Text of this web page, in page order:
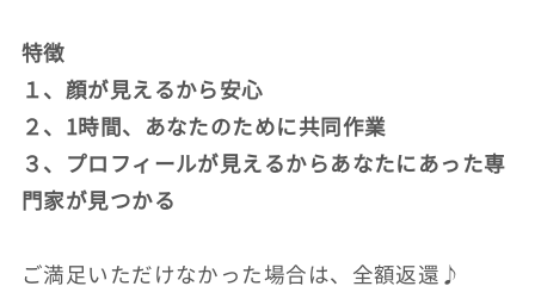
特徴
１、顔が見えるから安心
２、1時間、あなたのために共同作業
３、プロフィールが見えるからあなたにあった専
門家が見つかる
ご満足いただけなかった場合は、全額返還♪